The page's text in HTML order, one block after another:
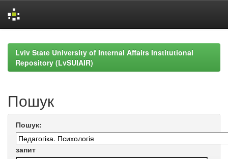
navigationLviv State University of Internal Affairs Institutional
Repository (LvSUIAIR)
Пошук
Пошук:
запит